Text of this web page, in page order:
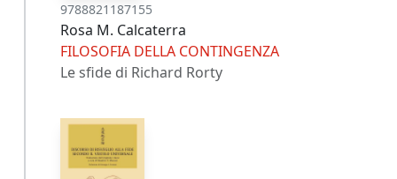
9788821187155
Rosa M. Calcaterra
FILOSOFIA DELLA CONTINGENZA
Le sfide di Richard Rorty